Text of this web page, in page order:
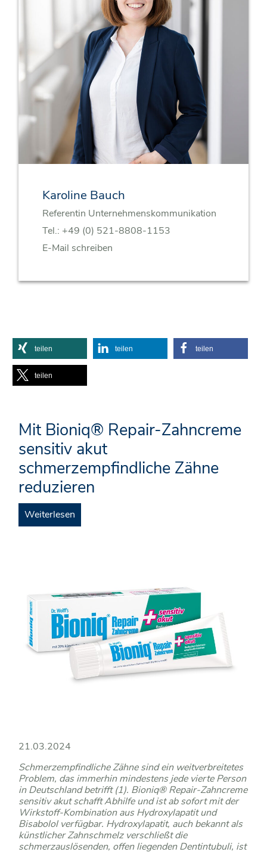
Karoline Bauch
Referentin Unternehmenskommunikation
Tel.: +49 (0) 521-8808-1153
E-Mail schreiben
teilen teilen teilen
teilen
Mit Bioniq® Repair-Zahncreme
sensitiv akut
schmerzempfindliche Zähne
reduzieren
Weiterlesen
21.03.2024
Schmerzempfindliche Zähne sind ein weitverbreitetes
Problem, das immerhin mindestens jede vierte Person
in Deutschland betrifft (1). Bioniq® Repair-Zahncreme
sensitiv akut schafft Abhilfe und ist ab sofort mit der
Wirkstoff-Kombination aus Hydroxylapatit und
Bisabolol verfügbar. Hydroxylapatit, auch bekannt als
künstlicher Zahnschmelz verschließt die
schmerzauslösenden, offen liegenden Dentintubuli, ist